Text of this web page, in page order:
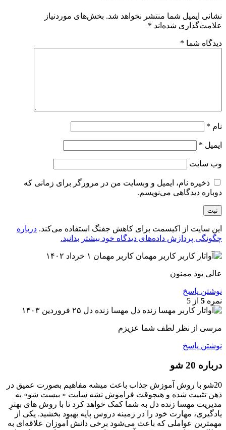
نشانی ایمیل شما منتشر نخواهد شد. بخش‌های موردنیاز
علامت‌گذاری شده‌اند *
دیدگاه شما *
نام *
ایمیل *
وب‌ سایت
ذخیره نام، ایمیل و وبسایت من در مرورگر برای زمانی که
دوباره دیدگاهی می‌نویسم.
این سایت از اکیسمت برای کاهش جفنگ استفاده می‌کند. درباره
چگونگی پردازش داده‌های دیدگاه خود بیشتر بدانید.
کاربر مهمان ۱ خرداد ۱۴۰۲
عالی بود ممنون
نوشتن پاسخ
نمره 5 از 5
مهسا زنده دل ۲۵ فروردین ۱۴۰۳
مرسی از نظر لطف شما عزیزم
نوشتن پاسخ
درباره 20 شو
20شو با روش آموزش جذاب باعث میشه مفاهیم بصورت عمیق در
ذهن تثبیت شده و هیچوقت فراموش نشه سایت « بیست شو» به
مدیریت مهسا زنده دل به شما کمک خواهد کرد تا با روش های بهترِ
یادگیری، مهارت خود را در زمینه دروس پایه بهبود بخشید. یکی از
مهمترین عواملی که باعث می‌شود برخی دانش آموزان علاقه‌ای به